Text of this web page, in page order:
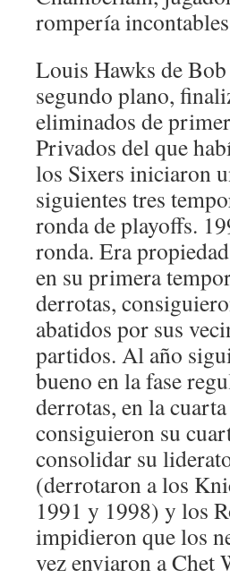
rompería
Louis Hawks de
segundo plano,
eliminados de
Privados del que
los Sixers iniciaron
siguientes tres
ronda de playoffs.
ronda. Era
en su primera
derrotas,
abatidos por sus
partidos. Al año
bueno en la fase
derrotas, en la
consiguieron su
consolidar su
(derrotaron a los
1991 y 1998) y los
impidieron que los
vez enviaron a Chet